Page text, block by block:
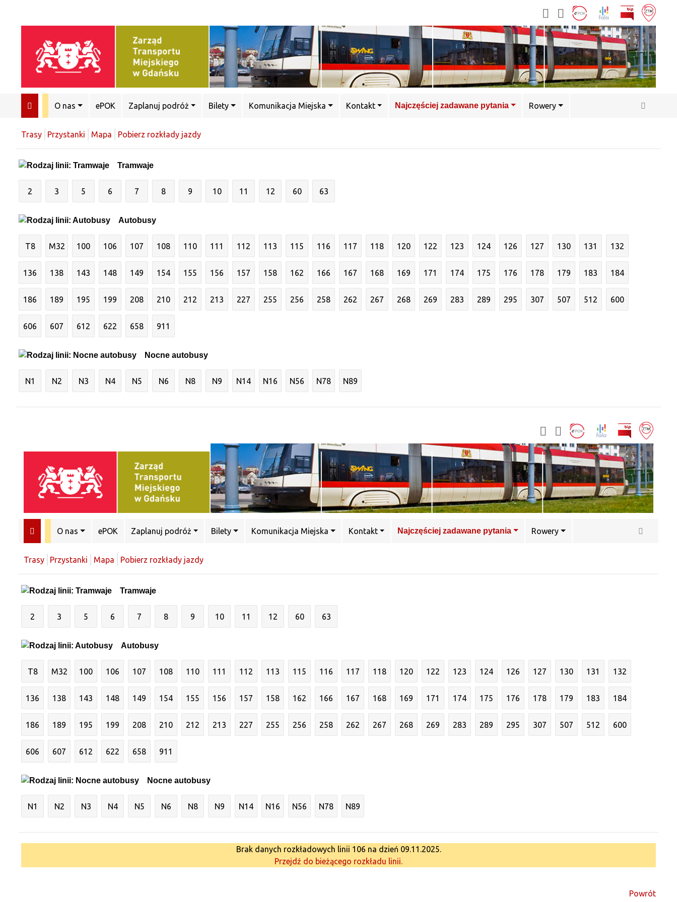
O nas ePOK Zaplanuj podróż Bilety Komunikacja Miejska Kontakt Najczęściej zadawane pytania Rowery
Trasy Przystanki Mapa Pobierz rozkłady jazdy
Tramwaje
2 3 5 6 7 8 9 10 11 12 60 63
Autobusy
T8 M32 100 106 107 108 110 111 112 113 115 116 117 118 120 122 123 124 126 127 130 131 132
136 138 143 148 149 154 155 156 157 158 162 166 167 168 169 171 174 175 176 178 179 183 184
186 189 195 199 208 210 212 213 227 255 256 258 262 267 268 269 283 289 295 307 507 512 600
606 607 612 622 658 911
Nocne autobusy
N1 N2 N3 N4 N5 N6 N8 N9 N14 N16 N56 N78 N89
O nas ePOK Zaplanuj podróż Bilety Komunikacja Miejska Kontakt Najczęściej zadawane pytania Rowery
Trasy Przystanki Mapa Pobierz rozkłady jazdy
Tramwaje
2 3 5 6 7 8 9 10 11 12 60 63
Autobusy
T8 M32 100 106 107 108 110 111 112 113 115 116 117 118 120 122 123 124 126 127 130 131 132
136 138 143 148 149 154 155 156 157 158 162 166 167 168 169 171 174 175 176 178 179 183 184
186 189 195 199 208 210 212 213 227 255 256 258 262 267 268 269 283 289 295 307 507 512 600
606 607 612 622 658 911
Nocne autobusy
N1 N2 N3 N4 N5 N6 N8 N9 N14 N16 N56 N78 N89
Brak danych rozkładowych linii 106 na dzień 09.11.2025.
Przejdź do bieżącego rozkładu linii.
Powrót